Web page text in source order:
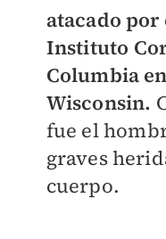
atacado
Instituto
Columbia en
Wisconsin.
fue el
graves
cuerpo.